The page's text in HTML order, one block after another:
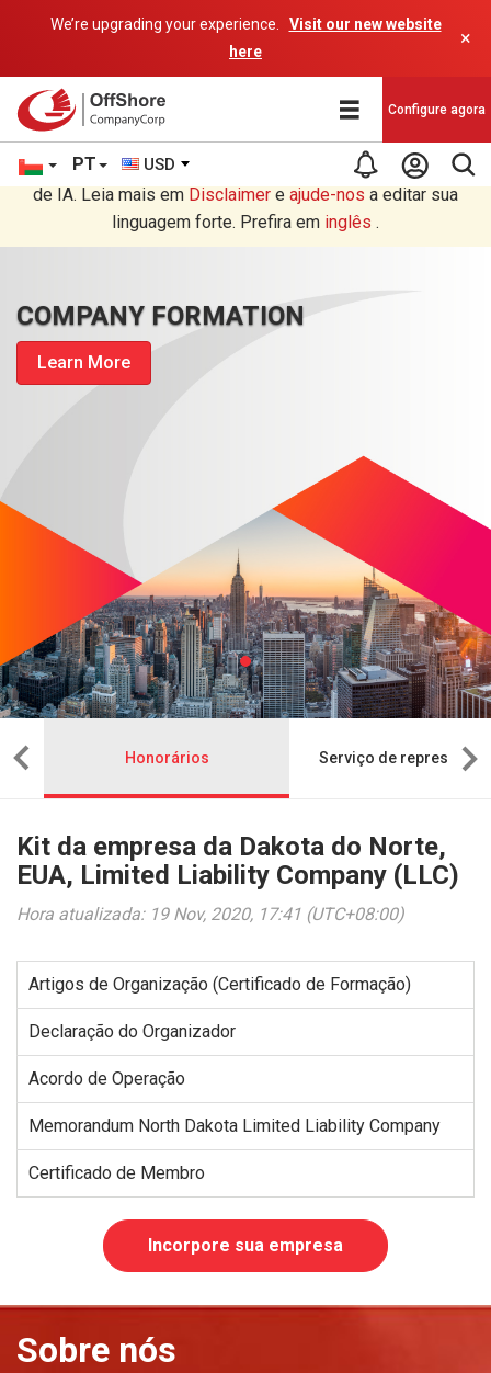
We’re upgrading your experience.
Visit our new website
here
×
PT USD
Configure agora
Você está lendo em Português tradução por um programa
de IA. Leia mais em Disclaimer e ajude-nos a editar sua
linguagem forte. Prefira em inglês .
COMPANY FORMATION
Learn More
Honorários Serviço de
Kit da empresa da Dakota do Norte,
EUA, Limited Liability Company (LLC)
Hora atualizada: 19 Nov, 2020, 17:41 (UTC+08:00)
Artigos de Organização (Certificado de Formação)
Declaração do Organizador
Acordo de Operação
Memorandum North Dakota Limited Liability Company
Certificado de Membro
Incorpore sua empresa
Sobre nós